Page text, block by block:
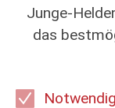
Life Saving
Junge-
das
Notwendig